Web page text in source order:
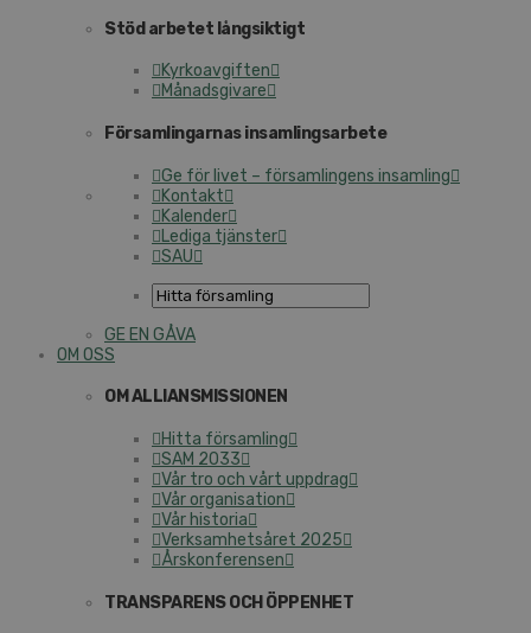
Stöd arbetet långsiktigt
Kyrkoavgiften
Månadsgivare
Församlingarnas insamlingsarbete
Ge för livet – församlingens insamling
Kontakt
Kalender
Lediga tjänster
SAU
GE EN GÅVA
OM OSS
OM ALLIANSMISSIONEN
Hitta församling
SAM 2033
Vår tro och vårt uppdrag
Vår organisation
Vår historia
Verksamhetsåret 2025
Årskonferensen
TRANSPARENS OCH ÖPPENHET